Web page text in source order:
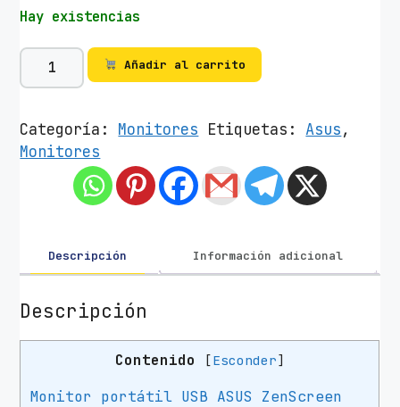
Hay existencias
M
o
i
t
t
á
i
Añadir al carrito
Categoría: Monitores Etiquetas: Asus,
Monitores
Descripción Información adicional
Descripción
Contenido [Esconder]
Monitor portátil USB ASUS ZenScreen